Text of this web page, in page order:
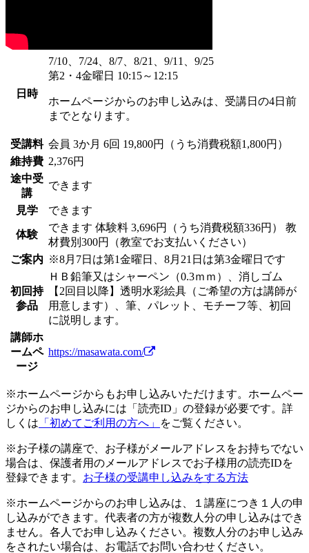
日時
7/10、7/24、8/7、8/21、9/11、9/25
第2・4金曜日 10:15～12:15
ホームページからのお申し込みは、受講日の4日前
までとなります。
受講料 会員 3か月 6回 19,800円（うち消費税額1,800円）
維持費 2,376円
途中受
講
できます
見学 できます
体験
できます 体験料 3,696円（うち消費税額336円） 教
材費別300円（教室でお支払いください）
ご案内 ※8月7日は第1金曜日、8月21日は第3金曜日です
初回持
参品
ＨＢ鉛筆又はシャーペン（0.3ｍｍ）、消しゴム
【2回目以降】透明水彩絵具（ご希望の方は講師が
用意します）、筆、パレット、モチーフ等、初回
に説明します。
講師ホ
ームペ
ージ
https://masawata.com/
※ホームページからもお申し込みいただけます。ホームペー
ジからのお申し込みには「読売ID」の登録が必要です。詳
しくは 「初めてご利用の方へ」 をご覧ください。
※お子様の講座で、お子様がメールアドレスをお持ちでない
場合は、保護者用のメールアドレスでお子様用の読売IDを
登録できます。 お子様の受講申し込みをする方法
※ホームページからのお申し込みは、１講座につき１人の申
し込みができます。代表者の方が複数人分の申し込みはでき
ません。各人でお申し込みください。複数人分のお申し込み
をされたい場合は、お電話でお問い合わせください。